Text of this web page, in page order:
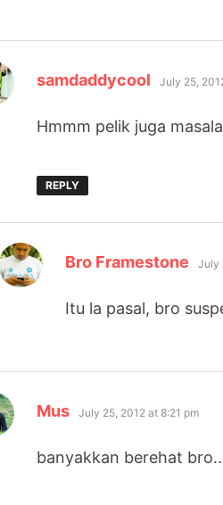
samdaddycool says:
July 25,
Hmmm pelik juga
REPLY
Bro Framestone July
Itu la pasal, bro
Mus says:
July 25, 2012 at 8:21 pm
banyakkan berehat bro..